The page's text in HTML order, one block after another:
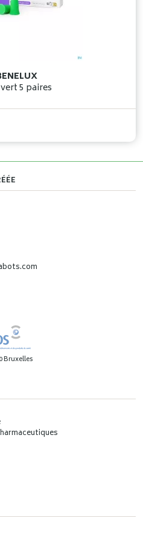
Blox sleep mousse medium vert 5 paires
Bruxelles